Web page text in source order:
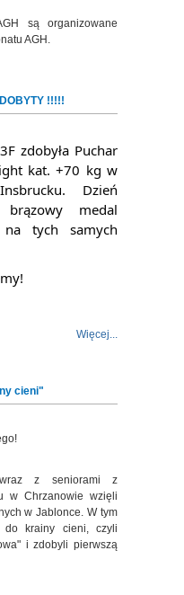
są organizowane
AGH.
!!!!!
zdobyła Puchar
kat. +70 kg w
Dzień
brązowy medal
na tych samych
Więcej...
cieni"
wraz z seniorami z
w Chrzanowie wzięli
w Jablonce. W tym
do krainy cieni, czyli
i zdobyli pierwszą